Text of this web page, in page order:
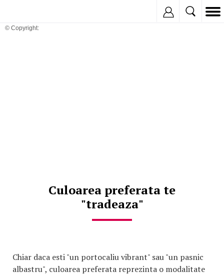
© Copyright:
Culoarea preferata te
"tradeaza"
Chiar daca esti "un portocaliu vibrant" sau "un pasnic
albastru", culoarea preferata reprezinta o modalitate